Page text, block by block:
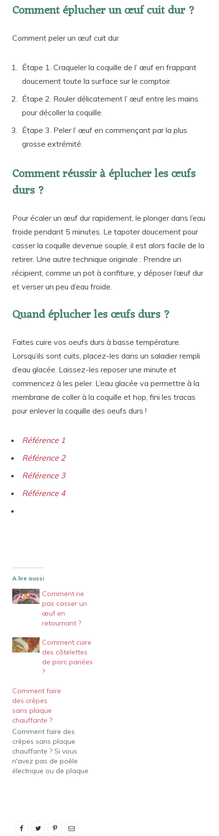
Comment éplucher un œuf cuit dur ?
Comment peler un œuf cuit dur
Étape 1. Craqueler la coquille de l’ œuf en frappant
doucement toute la surface sur le comptoir.
Étape 2. Rouler délicatement l’ œuf entre les mains
pour décoller la coquille.
Étape 3. Peler l’ œuf en commençant par la plus
grosse extrémité.
Comment réussir à éplucher les œufs
durs ?
Pour écaler un œuf dur rapidement, le plonger dans l’eau
froide pendant 5 minutes. Le tapoter doucement pour
casser la coquille devenue souple, il est alors facile de la
retirer. Une autre technique originale : Prendre un
récipient, comme un pot à confiture, y déposer l’œuf dur
et verser un peu d’eau froide.
Quand éplucher les œufs durs ?
Faites cuire vos oeufs durs à basse température.
Lorsqu’ils sont cuits, placez-les dans un saladier rempli
d’eau glacée. Laissez-les reposer une minute et
commencez à les peler. L’eau glacée va permettre à la
membrane de coller à la coquille et hop, fini les tracas
pour enlever la coquille des oeufs durs !
Référence 1
Référence 2
Référence 3
Référence 4
A lire aussi
Comment ne
pas casser un
œuf en
retournant ?
Comment cuire
des côtelettes
de porc panées
?
Comment faire
des crêpes
sans plaque
chauffante ?
Comment faire des
crêpes sans plaque
chauffante ? Si vous
n'avez pas de poêle
électrique ou de plaque
avant la cuisson. Pour